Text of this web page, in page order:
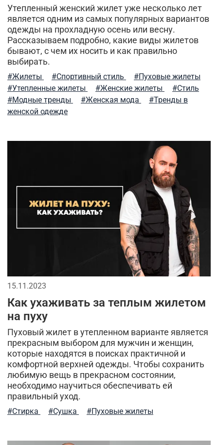
уход за вещами шапка вязаная шапка-бини
согревающие толстовки штаны джоггеры
прогулки и отдых
тактический подсумок джогеры карго
туристический нож
арафатка
рюкзак
футболки и рубашки
стиль милитари в повседневной жизни
джинсовая одежда
кофта флисовая
тренды милитари
флисовые штаны размеры мужской одежды
такическая одежда
мужской гардероб хлопковые футболки
рубашка-поло практичные советы
термофутболка
классика ma.strum аксессуары милитари стиль
Утепленный женский жилет уже несколько лет
является одним из самых популярных вариантов
одежды на прохладную осень или весну.
Рассказываем подробно, какие виды жилетов
бывают, с чем их носить и как правильно
выбирать.
#Жилеты #Спортивный стиль
#Пуховые жилеты
#Утепленные жилеты
#Женские жилеты
#Стиль
#Модные тренды
#Женская мода
#Тренды в
женской одежде
15.11.2023
Как ухаживать за теплым жилетом
на пуху
Пуховый жилет в утепленном варианте является
прекрасным выбором для мужчин и женщин,
которые находятся в поисках практичной и
комфортной верхней одежды. Чтобы сохранить
любимую вещь в прекрасном состоянии,
необходимо научиться обеспечивать ей
правильный уход.
#Стирка #Сушка #Пуховые жилеты